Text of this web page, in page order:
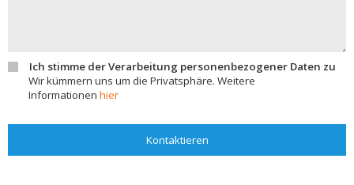
Ich stimme der Verarbeitung personenbezogener Daten zu
Wir kümmern uns um die Privatsphäre. Weitere
Informationen hier
Kontaktieren